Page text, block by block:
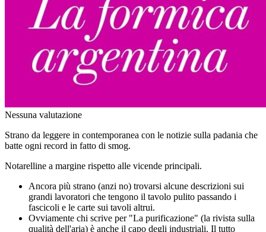
Nessuna valutazione
Strano da leggere in contemporanea con le notizie sulla padania che
batte ogni record in fatto di smog.
Notarelline a margine rispetto alle vicende principali.
Ancora più strano (anzi no) trovarsi alcune descrizioni sui
grandi lavoratori che tengono il tavolo pulito passando i
fascicoli e le carte sui tavoli altrui.
Ovviamente chi scrive per "La purificazione" (la rivista sulla
qualità dell'aria) è anche il capo degli industriali. Il tutto